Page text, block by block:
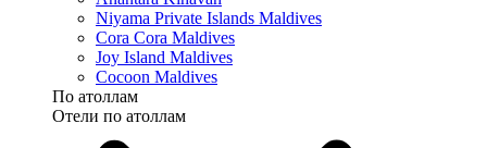
Niyama Private Islands Maldives
Cora Cora Maldives
Joy Island Maldives
Cocoon Maldives
По атоллам
Отели по атоллам